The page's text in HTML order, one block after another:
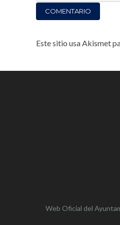
Este sitio usa Akismet
Web Oficial del